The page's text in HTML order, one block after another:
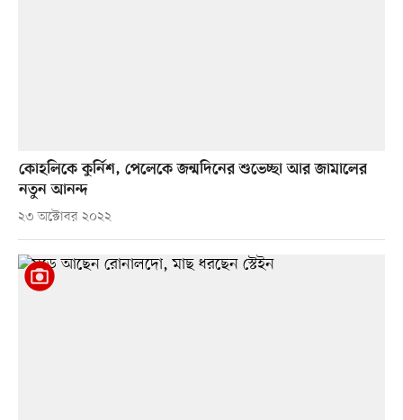
কোহলিকে কুর্নিশ, পেলেকে জন্মদিনের শুভেচ্ছা আর জামালের
নতুন আনন্দ
২৩ অক্টোবর ২০২২